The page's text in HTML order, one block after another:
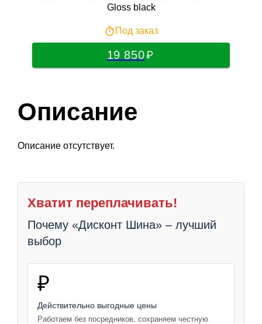
Gloss black
Под заказ
19 850
Описание
Описание отсутствует.
Хватит переплачивать!
Почему «Дисконт Шина» – лучший
выбор
₽
Действительно выгодные цены
Работаем без посредников, сохраняем честную